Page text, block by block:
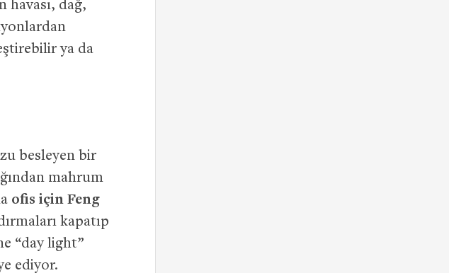
havası, dağ,
ya da
besleyen bir
mahrum
ofis için Feng
kapatıp
“day light”
ediyor.